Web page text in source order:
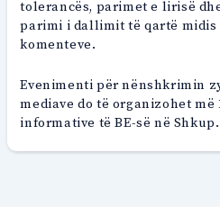
tolerancës, parimet e lirisë
parimi i dallimit të qartë midis
komenteve.
Evenimenti për nënshkrimin
mediave do të organizohet më
informative të BE-së në Shkup.